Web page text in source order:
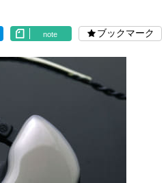
note ブックマーク